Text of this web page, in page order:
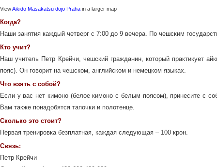
ViewAikido Masakatsu dojo Praha in a larger map
Когда?
Наши занятия каждый четверг с 7:00 до 9 вечера. По чешским
Кто учит?
Наш учитель Петр Крейчи, чешский гражданин, который практикует
пояс). Он говорит на чешском, английском и немецком языках.
Что взять с собой?
Если у вас нет кимоно (белое кимоно с белым поясом), принесите с
Вам также понадобятся тапочки и полотенце.
Сколько это стоит?
Первая тренировка безплатная, каждая следующая – 100 крон.
Связь:
Петр Крейчи